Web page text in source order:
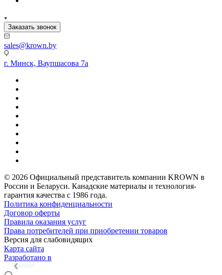
Заказать звонок
sales@krown.by
г. Минск, Ваупшасова 7а
© 2026 Официальный представитель компании KROWN в
России и Беларуси. Канадские материалы и технология-
гарантия качества с 1986 года.
Политика конфиденциальности
Договор оферты
Правила оказания услуг
Права потребителей при приобретении товаров
Версия для слабовидящих
Карта сайта
Разработано в